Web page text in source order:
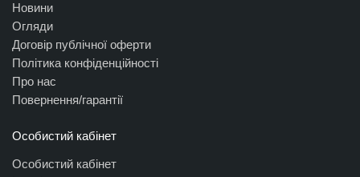
Новини
Огляди
Договір публічної оферти
Політика конфіденційності
Про нас
Повернення/гарантії
Особистий кабінет
Особистий кабінет